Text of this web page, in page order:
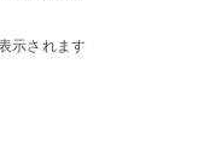
示されます